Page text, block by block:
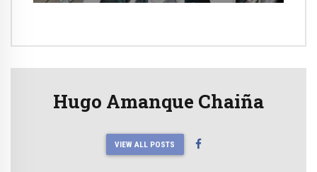
Hugo Amanque Chaiña
VIEW ALL POSTS